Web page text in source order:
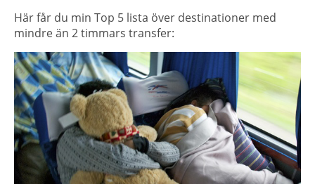
Här får du min Top 5 lista över destinationer med
mindre än 2 timmars transfer: